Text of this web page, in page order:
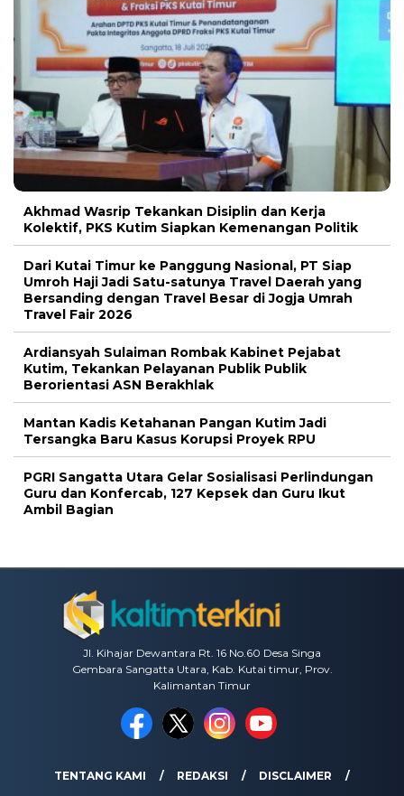
Akhmad Wasrip Tekankan Disiplin dan Kerja
Kolektif, PKS Kutim Siapkan Kemenangan Politik
Dari Kutai Timur ke Panggung Nasional, PT Siap
Umroh Haji Jadi Satu-satunya Travel Daerah yang
Bersanding dengan Travel Besar di Jogja Umrah
Travel Fair 2026
Ardiansyah Sulaiman Rombak Kabinet Pejabat
Kutim, Tekankan Pelayanan Publik Publik
Berorientasi ASN Berakhlak
Mantan Kadis Ketahanan Pangan Kutim Jadi
Tersangka Baru Kasus Korupsi Proyek RPU
PGRI Sangatta Utara Gelar Sosialisasi Perlindungan
Guru dan Konfercab, 127 Kepsek dan Guru Ikut
Ambil Bagian
Jl. Kihajar Dewantara Rt. 16 No.60 Desa Singa
Gembara Sangatta Utara, Kab. Kutai timur, Prov.
Kalimantan Timur
TENTANG KAMI REDAKSI
DISCLAIMER